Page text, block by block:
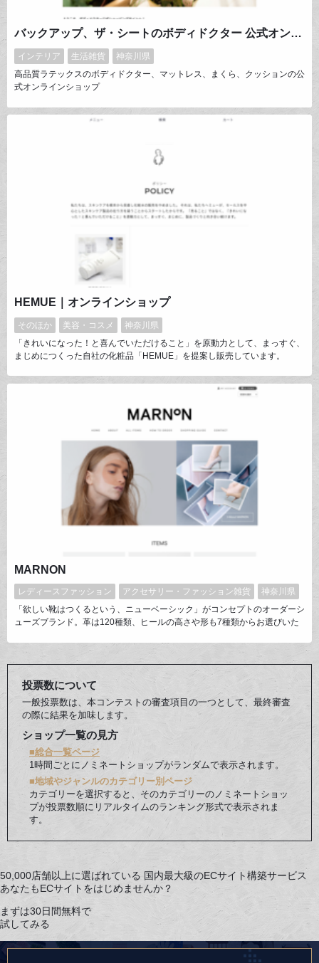
バックアップ、ザ・シートのボディドクター 公式オンラインショップ
インテリア 生活雑貨
神奈川県
高品質ラテックスのボディドクター、マットレス、まくら、クッションの公
式オンラインショップ
HEMUE｜オンラインショップ
そのほか 美容・コスメ
神奈川県
「きれいになった！と喜んでいただけること」を原動力として、まっすぐ、
まじめにつくった自社の化粧品「HEMUE」を提案し販売しています。
MARNON
レディースファッション アクセサリー・ファッション雑貨
神奈川県
「欲しい靴はつくるという、ニューベーシック」がコンセプトのオーダーシ
ューズブランド。革は120種類、ヒールの高さや形も7種類からお選びいた
あげています。女性によくある悩み「このデザインは好みだけど、この高さ
だと履けない」、「この色が違う色なら」という願いも叶い、完成形を事前
にシミュレーションできるので安心してオーダーできます。
投票数について
一般投票数は、本コンテストの審査項目の一つとして、最終審査
の際に結果を加味します。
ショップ一覧の見方
■総合一覧ページ
1時間ごとにノミネートショップがランダムで表示されます。
■地域やジャンルのカテゴリー別ページ
カテゴリーを選択すると、そのカテゴリーのノミネートショッ
プが投票数順にリアルタイムのランキング形式で表示されま
す。
50,000店舗以上に選ばれている 国内最大級のECサイト構築サービス
あなたもECサイトをはじめませんか？
まずは30日間無料で
試してみる